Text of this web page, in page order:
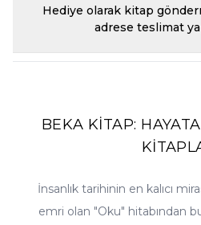
geçmeniz yeterlidir; adet ve
hazırlayıp fatura süreçlerini
indirimleri ve sepet fırsatları
siz haberdar olmak için e-
kampanyalar sayfasını takip
otomatik bildirim gönderilir.
Hediye olarak kitap
adrese teslimat
Elbette. Sipariş sırasında teslimat
seçeneklerle siparişinizi
bölümüne isteğinizi yazmanız
özel talepleriniz de imkânlar
BEKA KİTAP:
İnsanlık tarihinin en kalıcı
emri olan "Oku" hitabından